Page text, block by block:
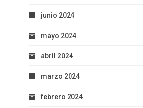
junio 2024
mayo 2024
abril 2024
marzo 2024
febrero 2024